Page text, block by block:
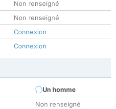
Non renseigné
Non renseigné
Connexion
Connexion
Un homme
Non renseigné